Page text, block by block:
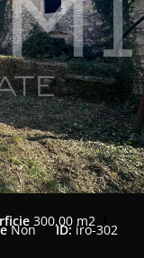
300,00 m2
Non ID: iro-302